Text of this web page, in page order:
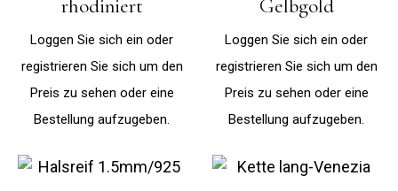
rhodiniert
Loggen Sie sich ein oder
registrieren Sie sich um den
Preis zu sehen oder eine
Bestellung aufzugeben.
Gelbgold
Loggen Sie sich ein oder
registrieren Sie sich um den
Preis zu sehen oder eine
Bestellung aufzugeben.